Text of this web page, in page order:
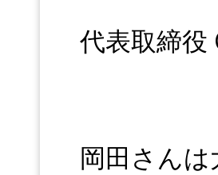
代表取締役
岡田さん